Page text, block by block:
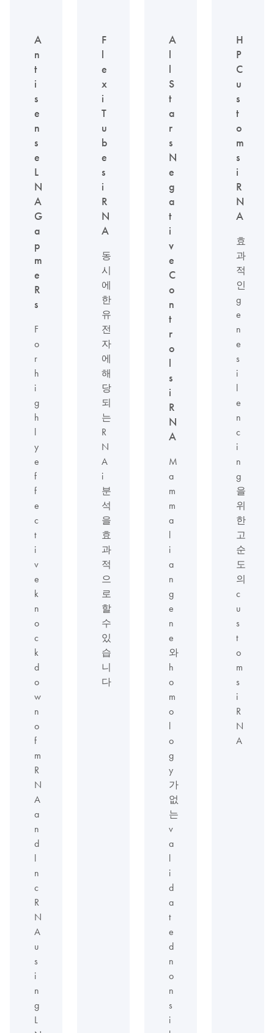
A
n
t
i
s
e
n
s
e
L
N
A
G
a
p
m
e
R
s
F
o
r
h
i
g
h
l
y
e
f
f
e
c
t
i
v
e
k
n
o
c
k
d
o
w
n
o
f
m
R
N
A
a
n
d
l
n
c
R
N
A
u
s
i
n
g
L
F
l
e
x
i
T
u
b
e
s
i
R
N
A
동
시
에
한
유
전
자
에
해
당
되
는
R
N
A
i
분
석
을
효
과
적
으
로
할
수
있
습
니
다
A
l
l
S
t
a
r
s
N
e
g
a
t
i
v
e
C
o
n
t
r
o
l
s
i
R
N
A
M
a
m
m
a
l
i
a
n
g
e
n
e
와
h
o
m
o
l
o
g
y
가
없
는
v
a
l
i
d
a
t
e
d
n
o
n
s
i
H
P
C
u
s
t
o
m
s
i
R
N
A
효
과
적
인
g
e
n
e
s
i
l
e
n
c
i
n
g
을
위
한
고
순
도
의
c
u
s
t
o
m
s
i
R
N
A